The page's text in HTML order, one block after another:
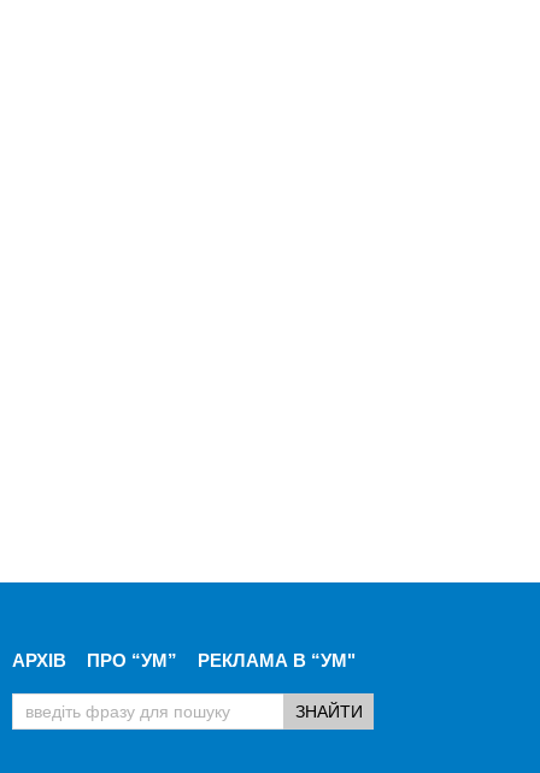
АРХІВ ПРО “УМ” РЕКЛАМА В “УМ"